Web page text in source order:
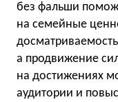
без фальши
на семейные
а продвижение
на достижениях
аудитории и